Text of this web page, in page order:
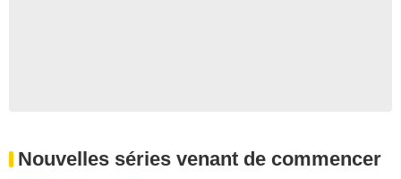
Nouvelles séries venant de commencer